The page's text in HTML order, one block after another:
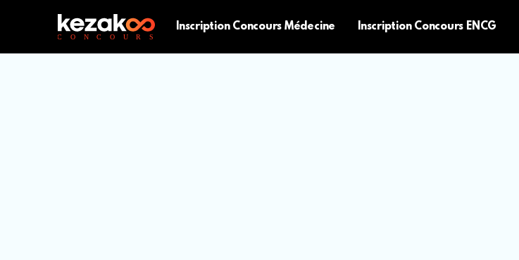
Inscription Concours Médecine Inscription Concours ENCG